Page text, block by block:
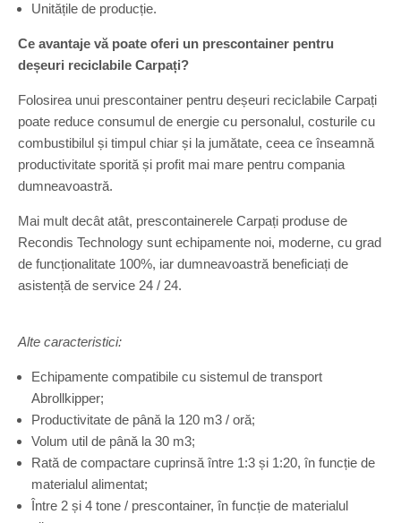
Unitățile de producție.
Ce avantaje vă poate oferi un prescontainer pentru
deșeuri reciclabile Carpați?
Folosirea unui prescontainer pentru deșeuri reciclabile Carpați
poate reduce consumul de energie cu personalul, costurile cu
combustibilul și timpul chiar și la jumătate, ceea ce înseamnă
productivitate sporită și profit mai mare pentru compania
dumneavoastră.
Mai mult decât atât, prescontainerele Carpați produse de
Recondis Technology sunt echipamente noi, moderne, cu grad
de funcționalitate 100%, iar dumneavoastră beneficiați de
asistență de service 24 / 24.
Alte caracteristici:
Echipamente compatibile cu sistemul de transport
Abrollkipper;
Productivitate de până la 120 m3 / oră;
Volum util de până la 30 m3;
Rată de compactare cuprinsă între 1:3 și 1:20, în funcție de
materialul alimentat;
Între 2 și 4 tone / prescontainer, în funcție de materialul